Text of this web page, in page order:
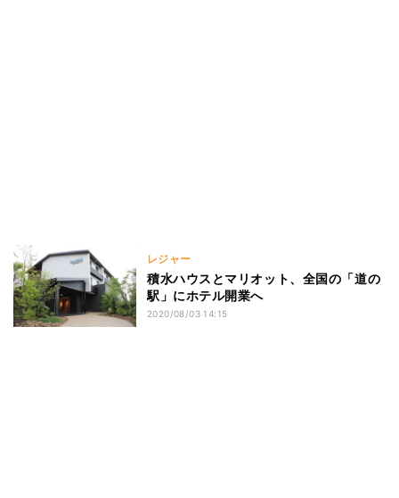
レジャー
積水ハウスとマリオット、全国の「道の
駅」にホテル開業へ
2020/08/03 14:15